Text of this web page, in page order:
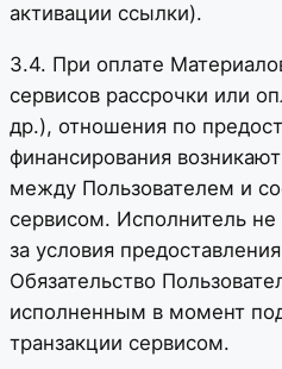
активации ссылки).
3.4. При оплате
сервисов рассрочки или
др.), отношения по
финансирования
между Пользователем и
сервисом. Исполнитель не
за условия
Обязательство
исполненным в момент
транзакции сервисом.